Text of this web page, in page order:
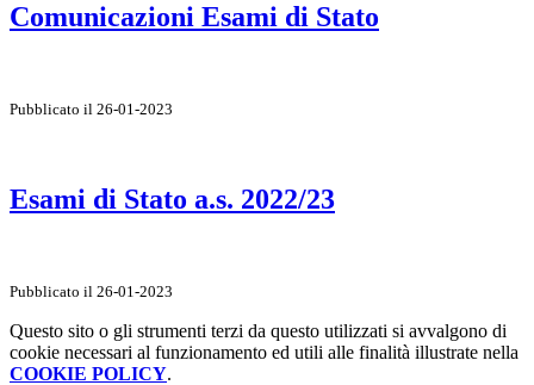
Comunicazioni Esami di Stato
Pubblicato il 26-01-2023
Esami di Stato a.s. 2022/23
Pubblicato il 26-01-2023
Questo sito o gli strumenti terzi da questo utilizzati si avvalgono di
cookie necessari al funzionamento ed utili alle finalità illustrate nella
COOKIE POLICY.